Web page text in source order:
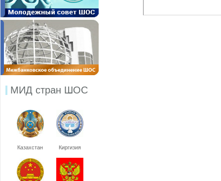
МИД стран ШОС
Казахстан Киргизия